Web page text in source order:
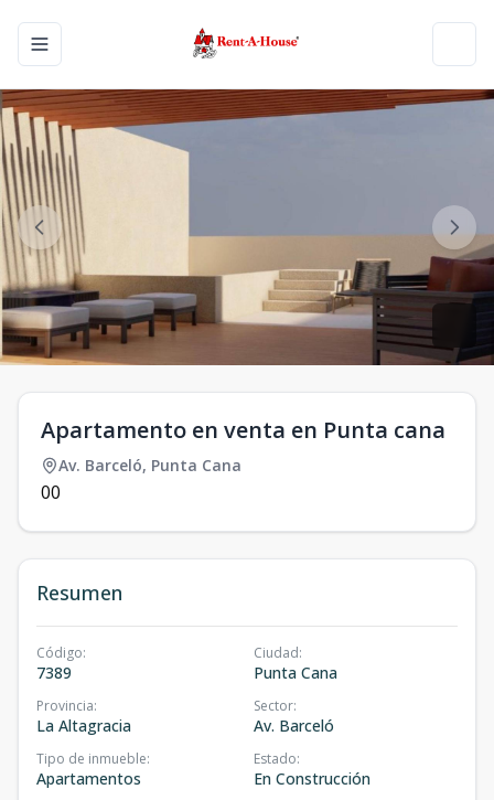
Toggle navigation menu
Apartamento en venta en Punta cana
Av. Barceló, Punta Cana
00
Resumen
Código:
7389
Ciudad:
Punta Cana
Provincia:
La Altagracia
Sector:
Av. Barceló
Tipo de inmueble:
Apartamentos
Estado:
En Construcción